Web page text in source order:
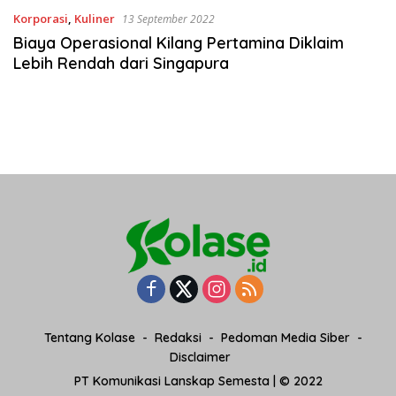
Korporasi, Kuliner 13 September 2022
Biaya Operasional Kilang Pertamina Diklaim
Lebih Rendah dari Singapura
Tentang Kolase Redaksi
Pedoman Media Siber
Disclaimer
PT Komunikasi Lanskap Semesta | © 2022